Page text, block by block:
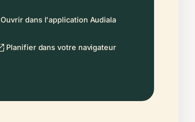
Ouvrir dans l'application Audiala
Planifier dans votre navigateur